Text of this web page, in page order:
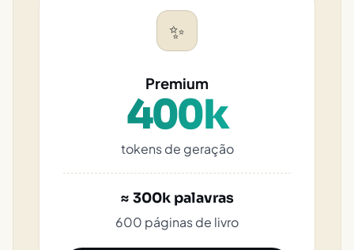
✨
Premium
400k
tokens de geração
≈ 300k palavras
600 páginas de livro